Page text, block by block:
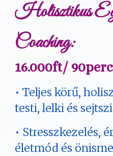
Holisztikus
Coaching:
16.000ft/ 90perc
• Teljes körű,
testi, lelki és
• Stresszkezelés,
életmód és